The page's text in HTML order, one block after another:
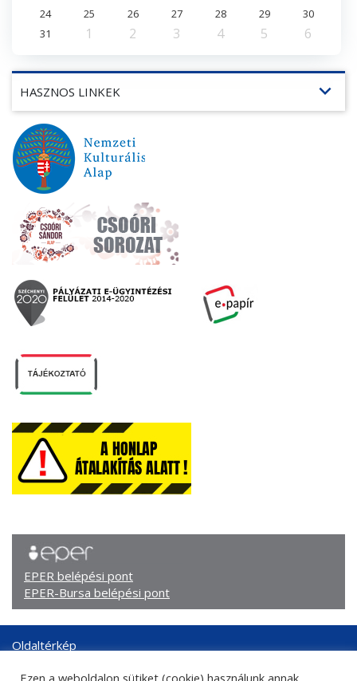
24
25 26 27 28 29
30
31
1 2 3 4 5 6
EPER belépési pont
EPER-Bursa belépési pont
HASZNOS LINKEK expand_more
Oldaltérkép
Ezen a weboldalon sütiket (cookie) használunk annak